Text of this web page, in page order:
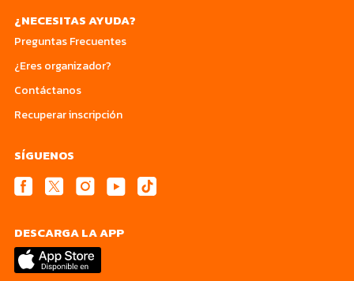
¿NECESITAS AYUDA?
Preguntas Frecuentes
¿Eres organizador?
Contáctanos
Recuperar inscripción
SÍGUENOS
DESCARGA LA APP